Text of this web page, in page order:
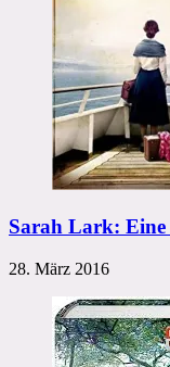
Sarah Lark:
28. März 2016